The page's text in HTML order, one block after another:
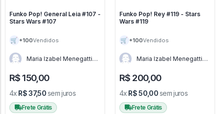
Funko Pop! General Leia #107 -
Stars Wars #107
🛒 +100Vendidos
Maria Izabel Menegatti
R$ 150,00
4x R$ 37,50sem juros
Frete Grátis
Funko Pop! Rey #119 - Stars
Wars #119
🛒 +100Vendidos
Maria Izabel Menegatti
R$ 200,00
4x R$ 50,00sem juros
Frete Grátis